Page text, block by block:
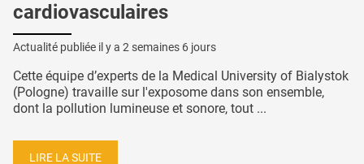
cardiovasculaires
Actualité publiée il y a 2 semaines 6 jours
Cette équipe d’experts de la Medical University of Bialystok
(Pologne) travaille sur l'exposome dans son ensemble,
dont la pollution lumineuse et sonore, tout ...
LIRE LA SUITE